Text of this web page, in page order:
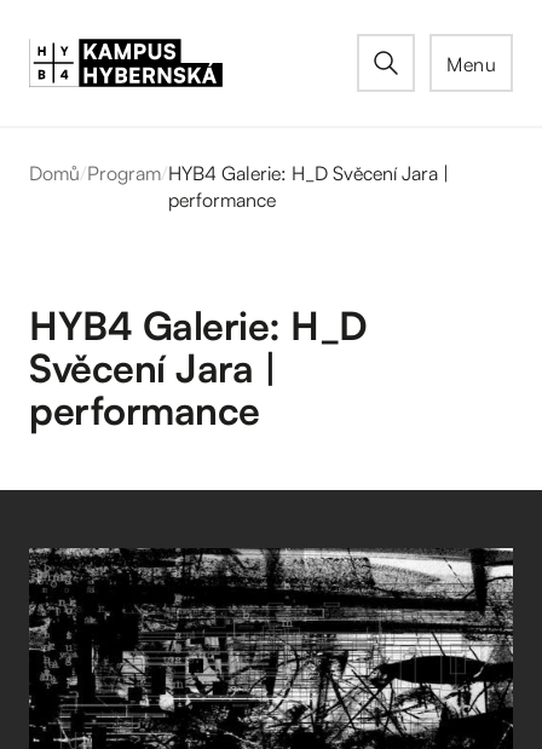
Menu
Domů/Program/HYB4 Galerie: H_D Svěcení Jara |
performance
HYB4 Galerie: H_D
Svěcení Jara |
performance